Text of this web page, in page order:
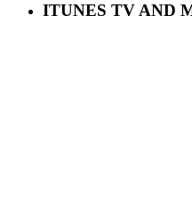
ITUNES TV AND